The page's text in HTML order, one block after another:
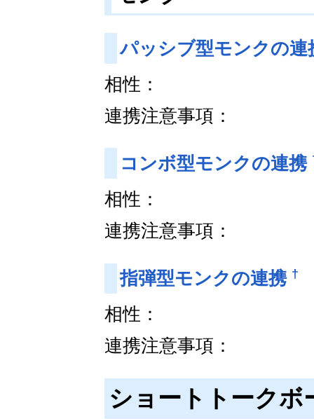
パッシブ型モンクの連
相性：
連携注意事項：
コンボ型モンクの連携
相性：
連携注意事項：
指弾型モンクの連携 †
相性：
連携注意事項：
ショートトーク